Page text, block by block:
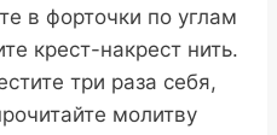
в форточки по углам
крест-накрест нить.
три раза себя,
молитву